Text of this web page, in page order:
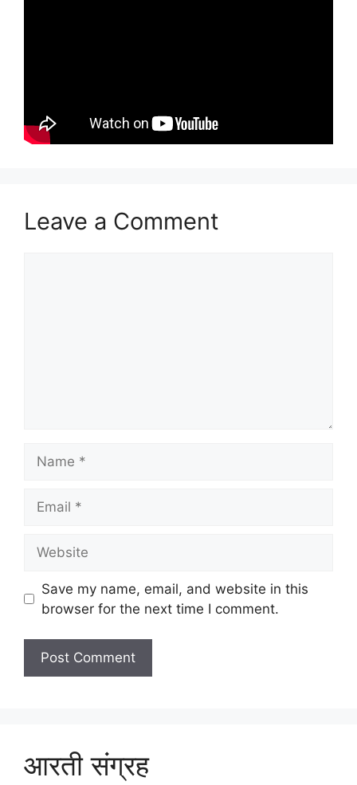
Leave a Comment
Save my name, email, and website in this
browser for the next time I comment.
आरती संग्रह